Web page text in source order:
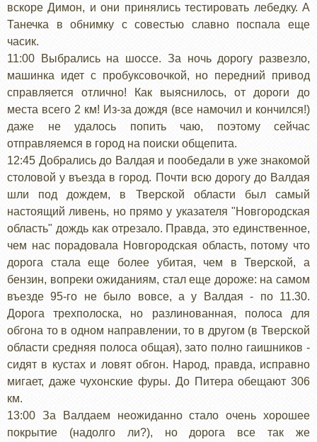
вскоре Димон, и они принялись тестировать лебедку. А
Танечка в обнимку с совестью славно поспала еще
часик.
11:00 Выбрались на шоссе. За ночь дорогу развезло,
машинка идет с пробуксовочкой, но передний привод
справляется отлично! Как выяснилось, от дороги до
места всего 2 км! Из-за дождя (все намочил и кончился!)
даже не удалось попить чаю, поэтому сейчас
отправляемся в город на поиски общепита.
12:45 Добрались до Валдая и пообедали в уже знакомой
столовой у въезда в город. Почти всю дорогу до Валдая
шли под дождем, в Тверской области был самый
настоящий ливень, но прямо у указателя "Новгородская
область" дождь как отрезало. Правда, это единственное,
чем нас порадовала Новгородская область, потому что
дорога стала еще более убитая, чем в Тверской, а
бензин, вопреки ожиданиям, стал еще дороже: на самом
въезде 95-го не было вовсе, а у Валдая - по 11.30.
Дорога трехполоска, но разлинованная, полоса для
обгона то в одном направлении, то в другом (в Тверской
области средняя полоса общая), зато полно гаишников -
сидят в кустах и ловят обгон. Народ, правда, исправно
мигает, даже чухонские фуры. До Питера обещают 306
км.
13:00 За Валдаем неожиданно стало очень хорошее
покрытие (надолго ли?), но дорога все так же